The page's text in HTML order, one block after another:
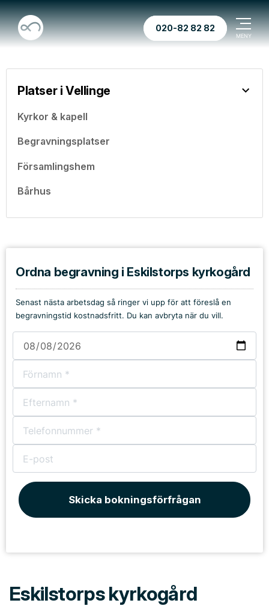
020-82 82 82
Platser i Vellinge
Kyrkor & kapell
Begravningsplatser
Församlingshem
Bårhus
Ordna begravning i Eskilstorps kyrkogård
Senast nästa arbetsdag så ringer vi upp för att föreslå en
begravningstid kostnadsfritt. Du kan avbryta när du vill.
Skicka bokningsförfrågan
Eskilstorps kyrkogård